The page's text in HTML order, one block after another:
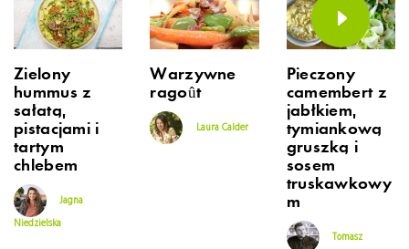
Zielony
hummus z
sałatą,
pistacjami i
tartym
chlebem
Jagna
Niedzielska
Warzywne
ragoût
Laura Calder
Pieczony
camembert z
jabłkiem,
tymiankową
gruszką i
sosem
truskawkowy
m
Tomasz